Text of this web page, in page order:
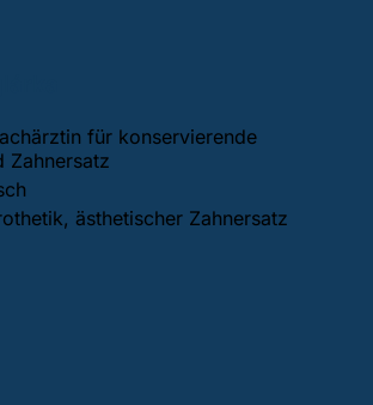
für konservierende
Zahnersatz
ästhetischer Zahnersatz